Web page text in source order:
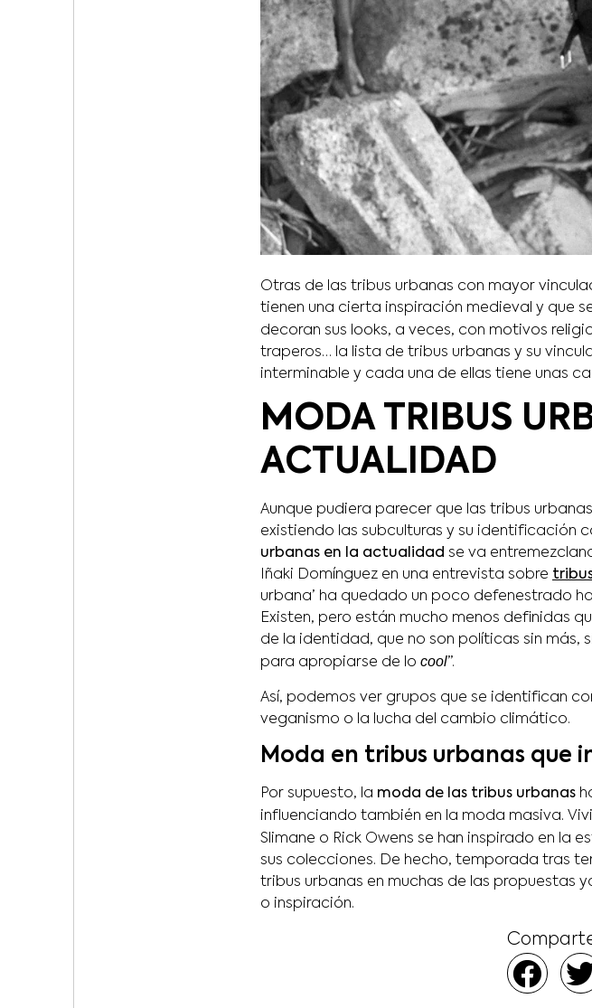
Otras de las tribus urbanas con mayor
tienen una cierta inspiración medieval y que
decoran sus looks, a veces, con motivos
traperos… la lista de tribus urbanas y su
interminable y cada una de ellas tiene unas
MODA TRIBUS
ACTUALIDAD
Aunque pudiera parecer que las tribus
existiendo las subculturas y su identificación
urbanas en la actualidad se va
Iñaki Domínguez en una entrevista sobre
urbana’ ha quedado un poco defenestrado
Existen, pero están mucho menos definidas
de la identidad, que no son políticas sin más,
para apropiarse de lo cool”.
Así, podemos ver grupos que se identifican
veganismo o la lucha del cambio climático.
Moda en tribus urbanas que
Por supuesto, la moda de las tribus urbanas
influenciando también en la moda masiva.
Slimane o Rick Owens se han inspirado en la
sus colecciones. De hecho, temporada tras
tribus urbanas en muchas de las propuestas
o inspiración.